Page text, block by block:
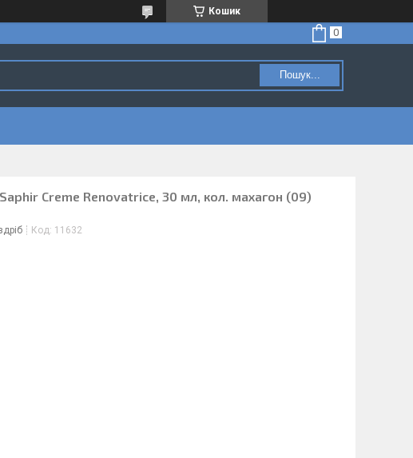
Кошик
Пошук...
Creme Renovatrice, 30 мл, кол. махагон (09)
Код: 11632